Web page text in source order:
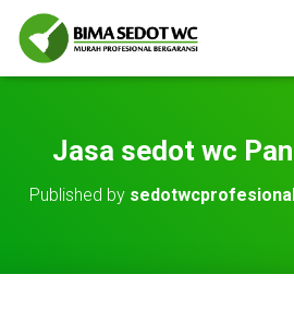
Jasa sedot wc
Published by